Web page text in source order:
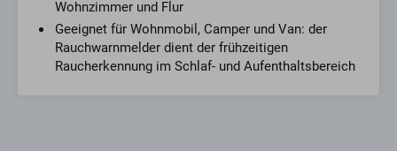
Rauch erkannt wird
Batterie: der Melder ist mit einer festverbauten
CR123A-Batterie mit einer Lebensdauer von bis zu
10 Jahren ausgestattet – Rauch- und Hitzemelder
Wohnzimmer und Flur
Geeignet für Wohnmobil, Camper und Van: der
Rauchwarnmelder dient der frühzeitigen
Raucherkennung im Schlaf- und Aufenthaltsbereich